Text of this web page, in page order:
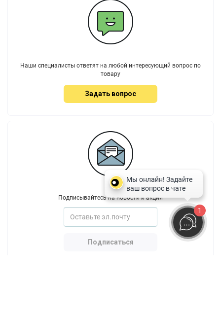
Наши специалисты ответят на любой интересующий вопрос по
товару
Задать вопрос
Подписывайтесь на новости и акции
Подписаться
1